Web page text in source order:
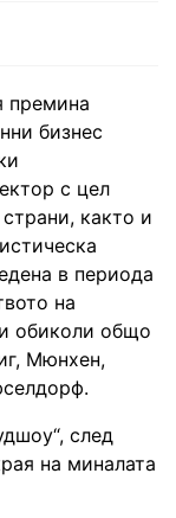
премина
бизнес
с цел
както и
в периода
на
обиколи общо
Мюнхен,
след
на миналата